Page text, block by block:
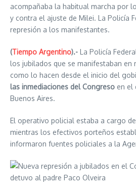
acompañaba la habitual marcha por
y contra el ajuste de Milei. La Policía
represión a los manifestantes.
(Tiempo Argentino).- La Policía
los jubilados que se manifestaban en
como lo hacen desde el inicio del
las inmediaciones del Congreso en el
Buenos Aires.
El operativo policial estaba a cargo
mientras los efectivos porteños
informaron fuentes policiales a la